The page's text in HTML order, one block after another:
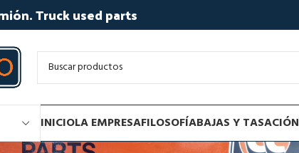
Truck used parts
INICIOLA EMPRESAFILOSOFÍABAJAS Y TASACIÓN